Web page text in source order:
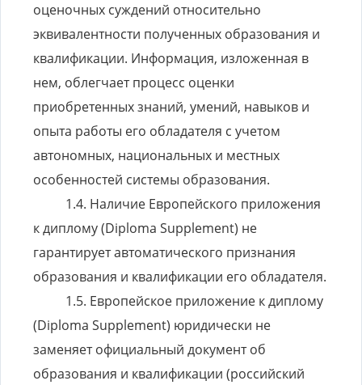
оценочных суждений относительно
эквивалентности полученных образования и
квалификации. Информация, изложенная в
нем, облегчает процесс оценки
приобретенных знаний, умений, навыков и
опыта работы его обладателя с учетом
автономных, национальных и местных
особенностей системы образования.
Наличие Европейского приложения
к диплому (Diploma Supplement) не
гарантирует автоматического признания
образования и квалификации его обладателя.
Европейское приложение к диплому
(Diploma Supplement) юридически не
заменяет официальный документ об
образования и квалификации (российский